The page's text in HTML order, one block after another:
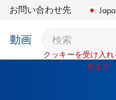
お問い合わせ先
動画
クッキーを受け入
きます